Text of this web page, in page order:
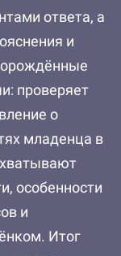
ответа, а
и
проверяет
о
младенца в
особенности
и
Итог